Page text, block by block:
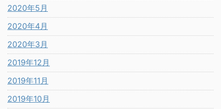
2020年5月
2020年4月
2020年3月
2019年12月
2019年11月
2019年10月